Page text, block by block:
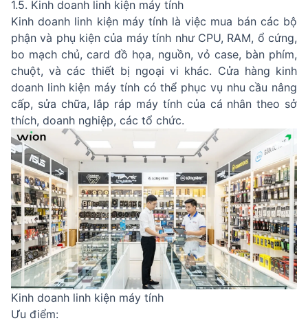
1.5. Kinh doanh linh kiện máy tính
Kinh doanh linh kiện máy tính là việc mua bán các bộ
phận và phụ kiện của máy tính như CPU, RAM, ổ cứng,
bo mạch chủ, card đồ họa, nguồn, vỏ case, bàn phím,
chuột, và các thiết bị ngoại vi khác. Cửa hàng kinh
doanh linh kiện máy tính có thể phục vụ nhu cầu nâng
cấp, sửa chữa, lắp ráp máy tính của cá nhân theo sở
thích, doanh nghiệp, các tổ chức.
Kinh doanh linh kiện máy tính
Ưu điểm: